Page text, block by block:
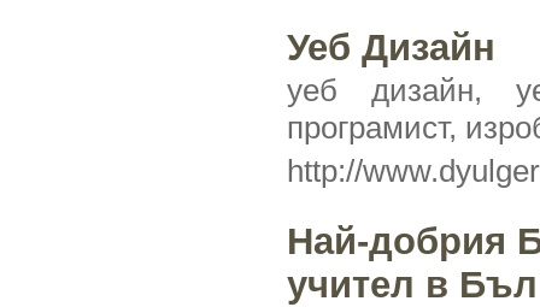
Уеб Дизайн
уеб дизайн,
програмист,
http://
Най-добрия
учител в